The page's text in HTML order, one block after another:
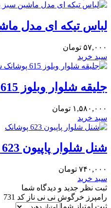
لباس تیکه ای مدل
۵۷,۰۰۰ تومان
سبد خرید
جلیقه شلوار وبلوز 615 پوشانک سبز
۱,۵۸۰,۰۰۰ تومان
سبد خرید
شنل شلوار پاپیون 623 پوشانک
۷۴۰,۰۰۰ تومان
سبد خرید
ثبت نظر جدید و دیدگاه شما
رامپرز خرگوش نی نی ناز کد 731